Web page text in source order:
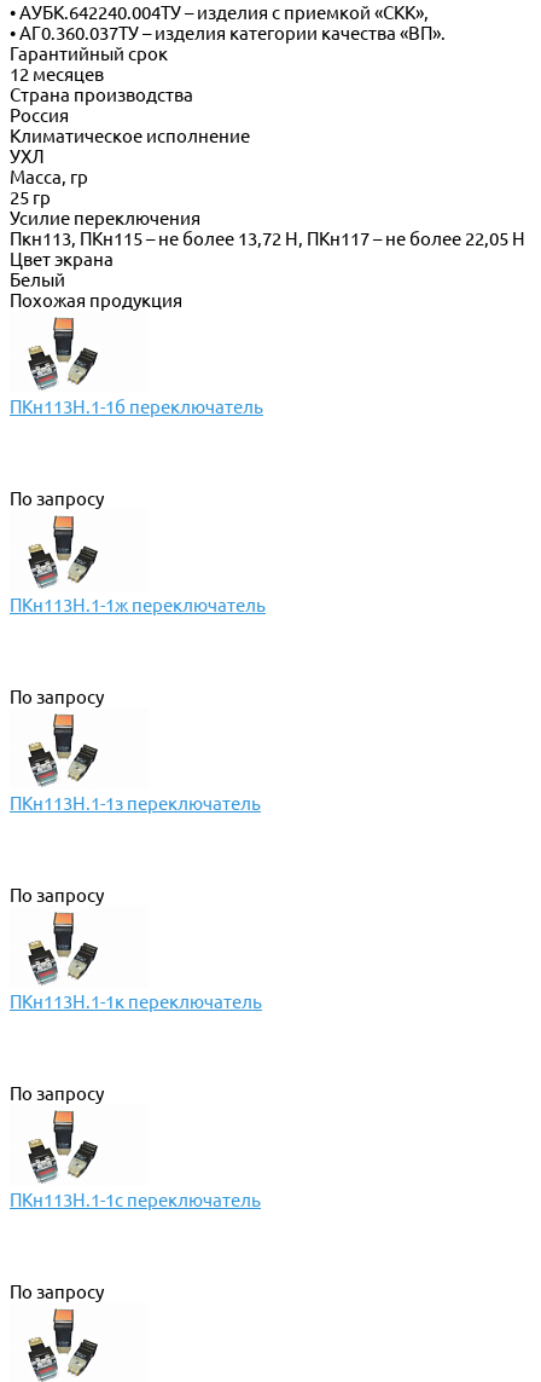
• АУБК.642240.004ТУ – изделия с приемкой «СКК»,
• АГ0.360.037ТУ – изделия категории качества «ВП».
Гарантийный срок
12 месяцев
Страна производства
Россия
Климатическое исполнение
УХЛ
Масса, гр
25 гр
Усилие переключения
Пкн113, ПКн115 – не более 13,72 Н, ПКн117 – не более 22,05 Н
Цвет экрана
Белый
Похожая продукция
ПКн113Н.1-1б переключатель
По запросу
ПКн113Н.1-1ж переключатель
По запросу
ПКн113Н.1-1з переключатель
По запросу
ПКн113Н.1-1к переключатель
По запросу
ПКн113Н.1-1с переключатель
По запросу